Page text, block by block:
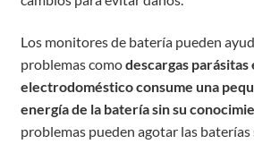
Los monitores de batería pueden
problemas comodescargas parásitas
electrodoméstico consume una
energía de la batería sin su
problemas pueden agotar las baterías